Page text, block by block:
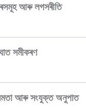
আৰু লগসৰীতি
সমীকৰণ
আৰু সংযুক্ত অনুপাত